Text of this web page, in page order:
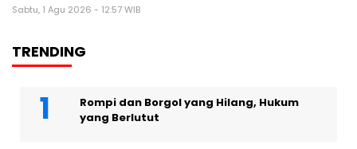
Sabtu, 1 Agu 2026 - 12:57 WIB
TRENDING
Rompi dan Borgol yang Hilang, Hukum
yang Berlutut